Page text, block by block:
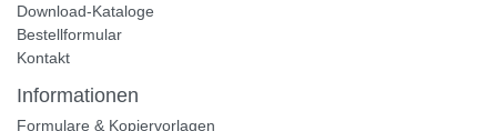
Download-Kataloge
Bestellformular
Kontakt
Informationen
Formulare & Kopiervorlagen